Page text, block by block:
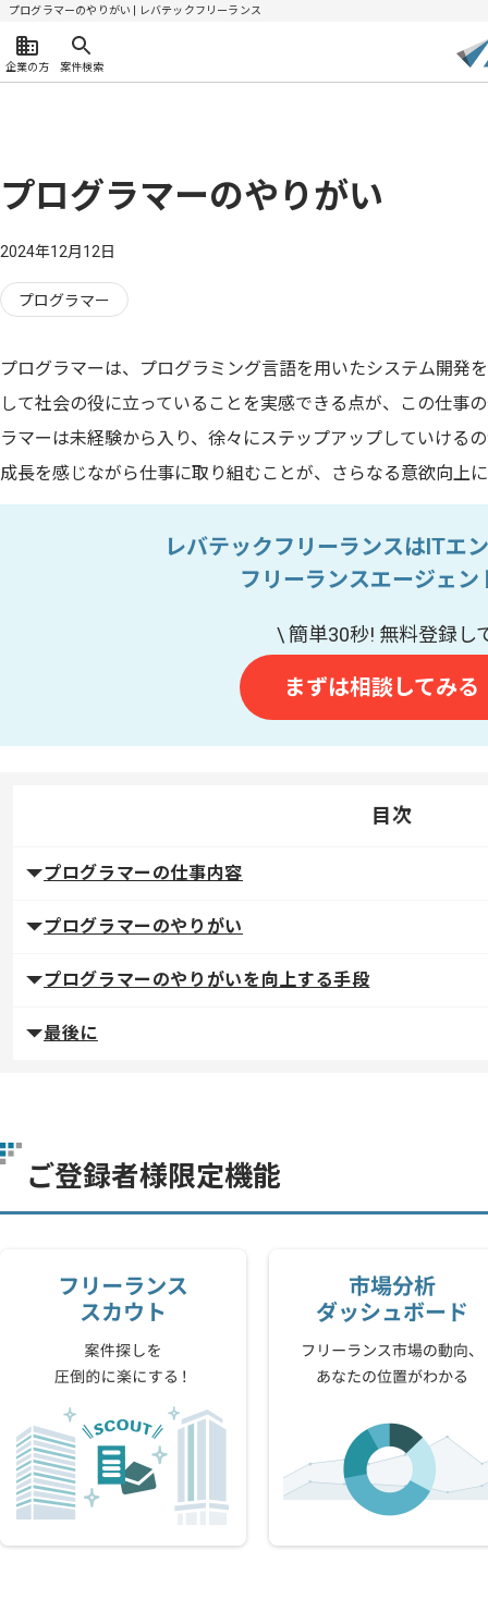
プログラマーのやりがい | レバテックフリーランス
企業の方 案件検索
プログラマーのやりがい
2024年12月12日
プログラマー
プログラマーは、プログラミング言語を用いたシステム開発
して社会の役に立っていることを実感できる点が、この仕事
ラマーは未経験から入り、徐々にステップアップしていける
成長を感じながら仕事に取り組むことが、さらなる意欲向上
レバテックフリーランスはITエ
フリーランスエージェン
まずは相談してみる
目次
プログラマーの仕事内容
プログラマーのやりがい
プログラマーのやりがいを向上する手段
最後に
ご登録者様限定機能